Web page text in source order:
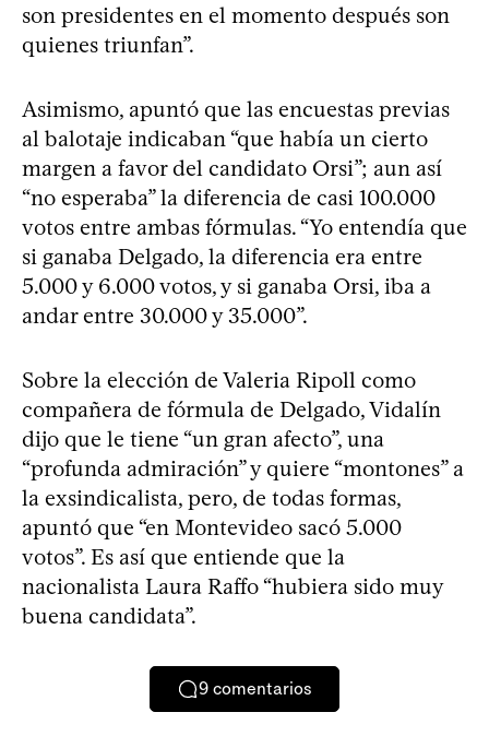
son presidentes en el momento después son
quienes triunfan”.
Asimismo, apuntó que las encuestas previas
al balotaje indicaban “que había un cierto
margen a favor del candidato Orsi”; aun así
“no esperaba” la diferencia de casi 100.000
votos entre ambas fórmulas. “Yo entendía que
si ganaba Delgado, la diferencia era entre
5.000 y 6.000 votos, y si ganaba Orsi, iba a
andar entre 30.000 y 35.000”.
Sobre la elección de Valeria Ripoll como
compañera de fórmula de Delgado, Vidalín
dijo que le tiene “un gran afecto”, una
“profunda admiración” y quiere “montones” a
la exsindicalista, pero, de todas formas,
apuntó que “en Montevideo sacó 5.000
votos”. Es así que entiende que la
nacionalista Laura Raffo “hubiera sido muy
buena candidata”.
9 comentarios